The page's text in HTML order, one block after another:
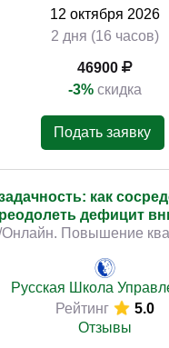
12 октября 2026
2 дня (16 часов)
46900
-3% скидка
Подать заявку
как
дефицит
Повышение
Русская Школа
Рейтинг
5.0
Отзывы